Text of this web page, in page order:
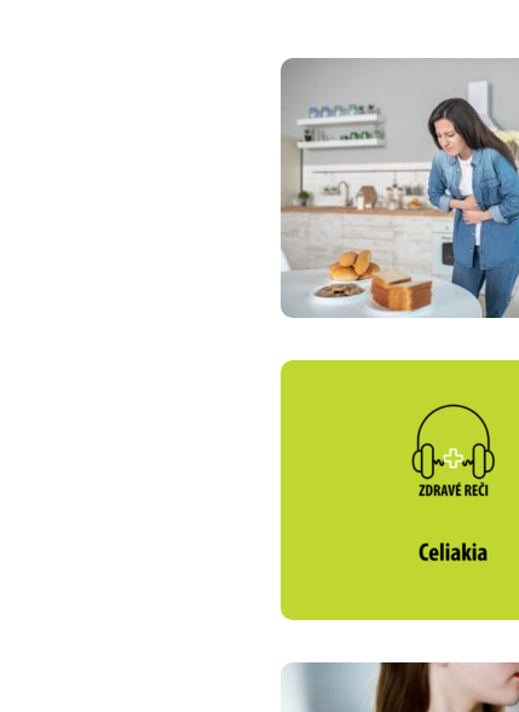
Poistenie
Prečo